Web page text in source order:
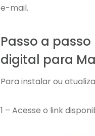
e-mail.
Passo a
digital para
Para instalar ou
1 – Acesse o link